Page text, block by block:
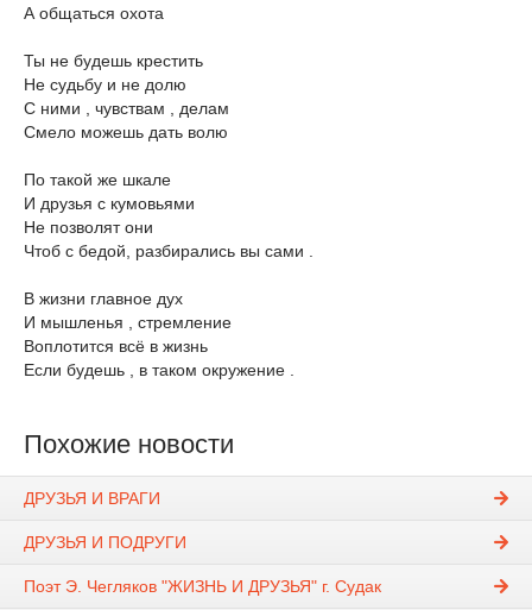
А общаться охота
Ты не будешь крестить
Не судьбу и не долю
С ними , чувствам , делам
Смело можешь дать волю
По такой же шкале
И друзья с кумовьями
Не позволят они
Чтоб с бедой, разбирались вы сами .
В жизни главное дух
И мышленья , стремление
Воплотится всё в жизнь
Если будешь , в таком окружение .
Похожие новости
ДРУЗЬЯ И ВРАГИ
ДРУЗЬЯ И ПОДРУГИ
Поэт Э. Чегляков "ЖИЗНЬ И ДРУЗЬЯ" г. Судак